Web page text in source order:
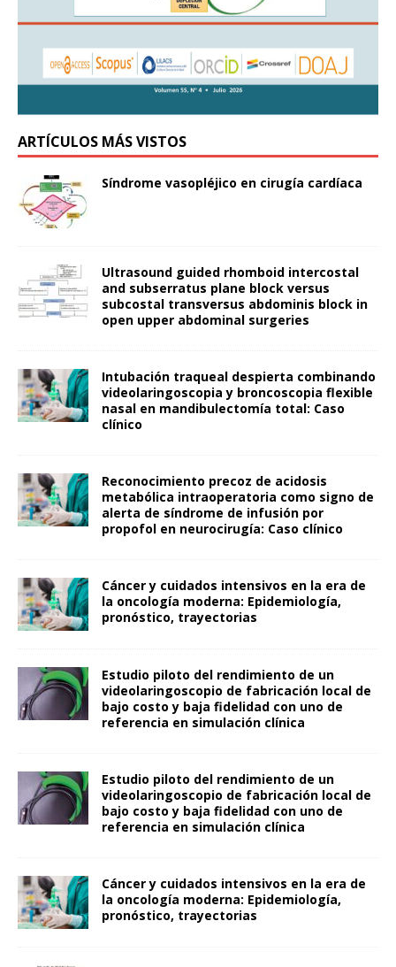
ARTÍCULOS MÁS VISTOS
Síndrome vasopléjico en cirugía cardíaca
Ultrasound guided rhomboid intercostal
and subserratus plane block versus
subcostal transversus abdominis block in
open upper abdominal surgeries
Intubación traqueal despierta combinando
videolaringoscopia y broncoscopia flexible
nasal en mandibulectomía total: Caso
clínico
Reconocimiento precoz de acidosis
metabólica intraoperatoria como signo de
alerta de síndrome de infusión por
propofol en neurocirugía: Caso clínico
Cáncer y cuidados intensivos en la era de
la oncología moderna: Epidemiología,
pronóstico, trayectorias
Estudio piloto del rendimiento de un
videolaringoscopio de fabricación local de
bajo costo y baja fidelidad con uno de
referencia en simulación clínica
Estudio piloto del rendimiento de un
videolaringoscopio de fabricación local de
bajo costo y baja fidelidad con uno de
referencia en simulación clínica
Cáncer y cuidados intensivos en la era de
la oncología moderna: Epidemiología,
pronóstico, trayectorias